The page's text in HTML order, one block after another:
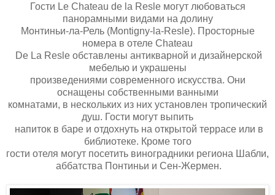
Гости Le Chateau de la Resle могут любоваться
панорамными видами на долину
Монтиньи-ла-Рель (Montigny-la-Resle). Просторные
номера в отеле Chateau
De La Resle обставлены антикварной и дизайнерской
мебелью и украшены
произведениями современного искусства. Они
оснащены собственными ванными
комнатами, в нескольких из них установлен тропический
душ. Гости могут выпить
напиток в баре и отдохнуть на открытой террасе или в
библиотеке. Кроме того
гости отеля могут посетить виноградники региона Шабли,
аббатства Понтиньи и Сен-Жермен.